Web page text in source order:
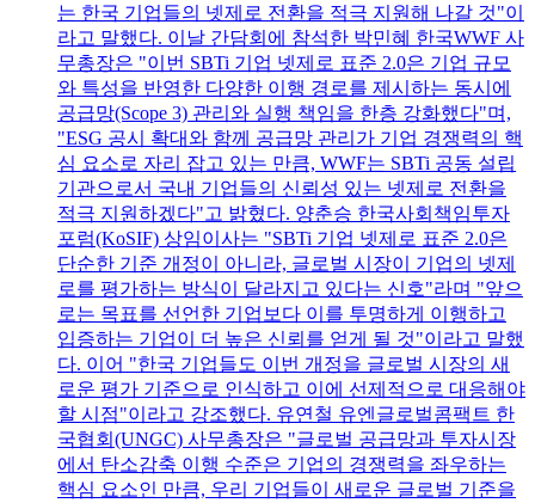
는 한국 기업들의 넷제로 전환을 적극 지원해 나갈 것"이
라고 말했다. 이날 간담회에 참석한 박민혜 한국WWF 사
무총장은 "이번 SBTi 기업 넷제로 표준 2.0은 기업 규모
와 특성을 반영한 다양한 이행 경로를 제시하는 동시에
공급망(Scope 3) 관리와 실행 책임을 한층 강화했다"며,
"ESG 공시 확대와 함께 공급망 관리가 기업 경쟁력의 핵
심 요소로 자리 잡고 있는 만큼, WWF는 SBTi 공동 설립
기관으로서 국내 기업들의 신뢰성 있는 넷제로 전환을
적극 지원하겠다"고 밝혔다. 양춘승 한국사회책임투자
포럼(KoSIF) 상임이사는 "SBTi 기업 넷제로 표준 2.0은
단순한 기준 개정이 아니라, 글로벌 시장이 기업의 넷제
로를 평가하는 방식이 달라지고 있다는 신호"라며 "앞으
로는 목표를 선언한 기업보다 이를 투명하게 이행하고
입증하는 기업이 더 높은 신뢰를 얻게 될 것"이라고 말했
다. 이어 "한국 기업들도 이번 개정을 글로벌 시장의 새
로운 평가 기준으로 인식하고 이에 선제적으로 대응해야
할 시점"이라고 강조했다. 유연철 유엔글로벌콤팩트 한
국협회(UNGC) 사무총장은 "글로벌 공급망과 투자시장
에서 탄소감축 이행 수준은 기업의 경쟁력을 좌우하는
핵심 요소인 만큼, 우리 기업들이 새로운 글로벌 기준을